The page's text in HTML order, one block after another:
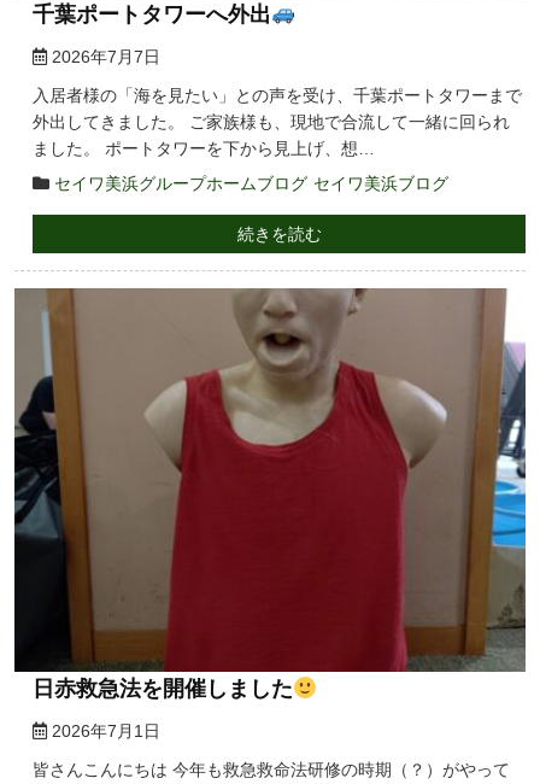
千葉ポートタワーへ外出
2026年7月7日
入居者様の「海を見たい」との声を受け、千葉ポートタワーまで
外出してきました。 ご家族様も、現地で合流して一緒に回られ
ました。 ポートタワーを下から見上げ、想…
セイワ美浜グループホームブログ セイワ美浜ブログ
続きを読む
日赤救急法を開催しました
2026年7月1日
皆さんこんにちは 今年も救急救命法研修の時期（？）がやって